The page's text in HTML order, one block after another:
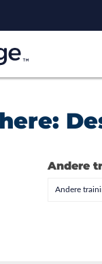
Andere
Andere